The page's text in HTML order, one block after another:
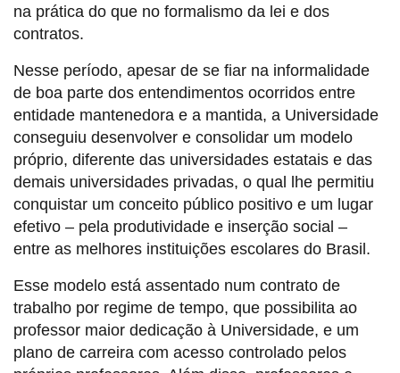
na prática do que no formalismo da lei e dos
contratos.
Nesse período, apesar de se fiar na informalidade
de boa parte dos entendimentos ocorridos entre
entidade mantenedora e a mantida, a Universidade
conseguiu desenvolver e consolidar um modelo
próprio, diferente das universidades estatais e das
demais universidades privadas, o qual lhe permitiu
conquistar um conceito público positivo e um lugar
efetivo – pela produtividade e inserção social –
entre as melhores instituições escolares do Brasil.
Esse modelo está assentado num contrato de
trabalho por regime de tempo, que possibilita ao
professor maior dedicação à Universidade, e um
plano de carreira com acesso controlado pelos